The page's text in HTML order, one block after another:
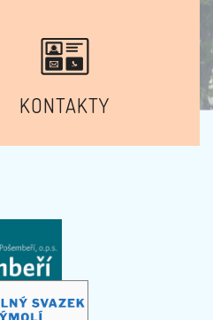
KONTAKTY